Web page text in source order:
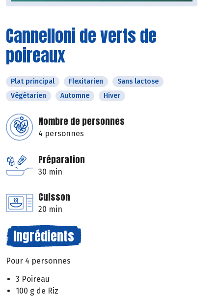
Cannelloni de verts de
poireaux
Plat principal Flexitarien
Sans lactose
Végétarien
Automne Hiver
Nombre de personnes
4 personnes
Préparation
30 min
Cuisson
20 min
Ingrédients
Pour 4 personnes
3 Poireau
100 g de Riz